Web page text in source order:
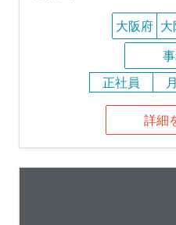
大阪府
正社員
詳細